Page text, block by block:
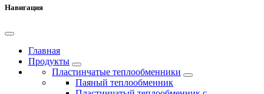
Навигация
Главная
Продукты
Пластинчатые теплообменники
Паяный теплообменник